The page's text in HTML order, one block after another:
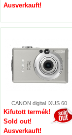
Ausverkauft!
CANON digital IXUS 60
Kifutott termék!
Sold out!
Ausverkauft!